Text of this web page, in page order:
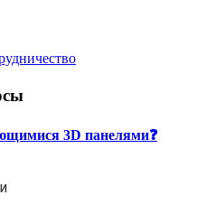
3D панелями❓